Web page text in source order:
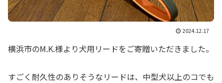
2024.12.17
横浜市のM.K.様より犬用リードをご寄贈いただきました。
すごく耐久性のありそうなリードは、中型犬以上のコでも